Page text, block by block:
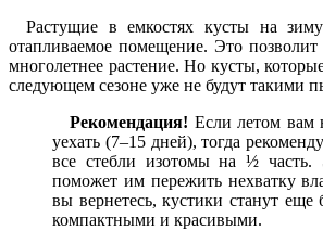
Растущие в емкостях кусты на
отапливаемое помещение. Это позволит
многолетнее растение. Но кусты,
следующем сезоне уже не будут такими
Рекомендация! Если летом вам
уехать (7–15 дней), тогда
все стебли изотомы на ½ часть.
поможет им пережить нехватку
вы вернетесь, кустики станут еще
компактными и красивыми.